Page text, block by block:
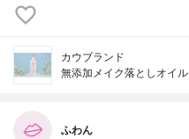
カウブランド
無添加メイク落としオイル
ふわん